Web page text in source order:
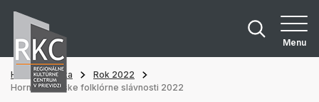
Menu
Hlavná stránka
Rok 2022
Hornonitrianske folklórne slávnosti 2022